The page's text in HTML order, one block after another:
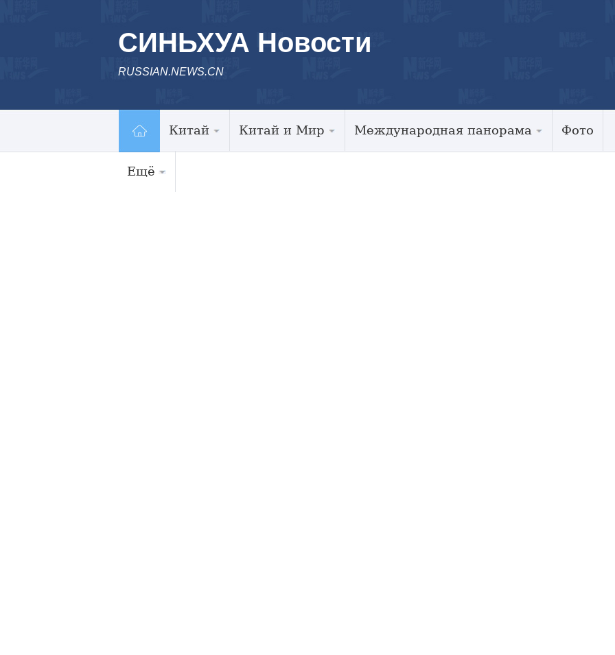
СИНЬХУА Новости
RUSSIAN.NEWS.CN
Китай Китай и Мир Международная панорама Фото
Ещё